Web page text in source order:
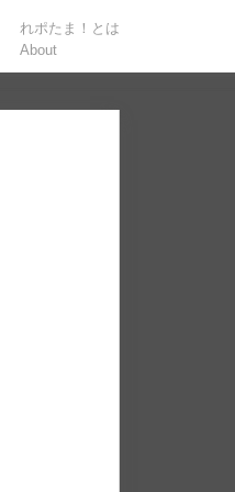
れポたま！とは
About